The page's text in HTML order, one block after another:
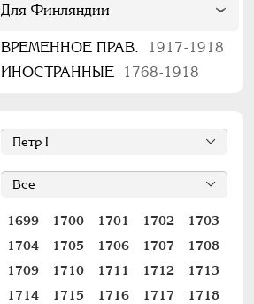
Для Финляндии
ВРЕМЕННОЕ ПРАВ.
1917-1918
ИНОСТРАННЫЕ
1768-1918
1699 1700 1701 1702
1703
1704
1705 1706 1707
1708
1709
1710 1711 1712
1713
1714
1715 1716 1717
1718